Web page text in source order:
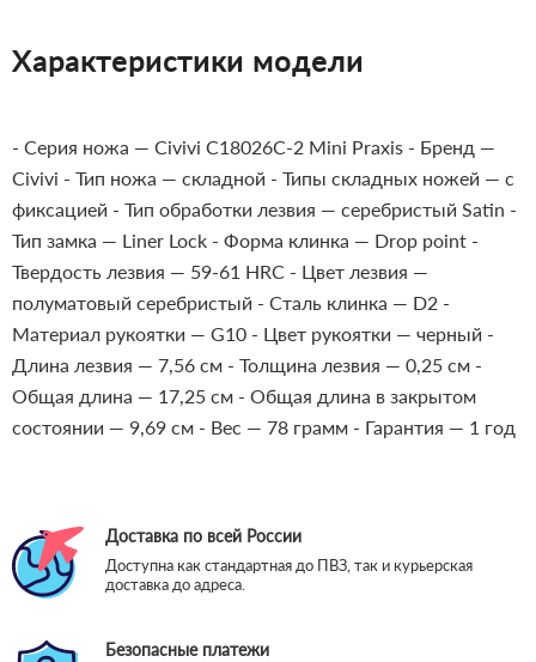
Характеристики модели
- Серия ножа — Civivi C18026C-2 Mini Praxis - Бренд —
Civivi - Тип ножа — складной - Типы складных ножей — с
фиксацией - Тип обработки лезвия — серебристый Satin -
Тип замка — Liner Lock - Форма клинка — Drop point -
Твердость лезвия — 59-61 HRC - Цвет лезвия —
полуматовый серебристый - Сталь клинка — D2 -
Материал рукоятки — G10 - Цвет рукоятки — черный -
Длина лезвия — 7,56 см - Толщина лезвия — 0,25 см -
Общая длина — 17,25 см - Общая длина в закрытом
состоянии — 9,69 см - Вес — 78 грамм - Гарантия — 1 год
Доставка по всей России
Доступна как стандартная до ПВЗ, так и курьерская
доставка до адреса.
Безопасные платежи